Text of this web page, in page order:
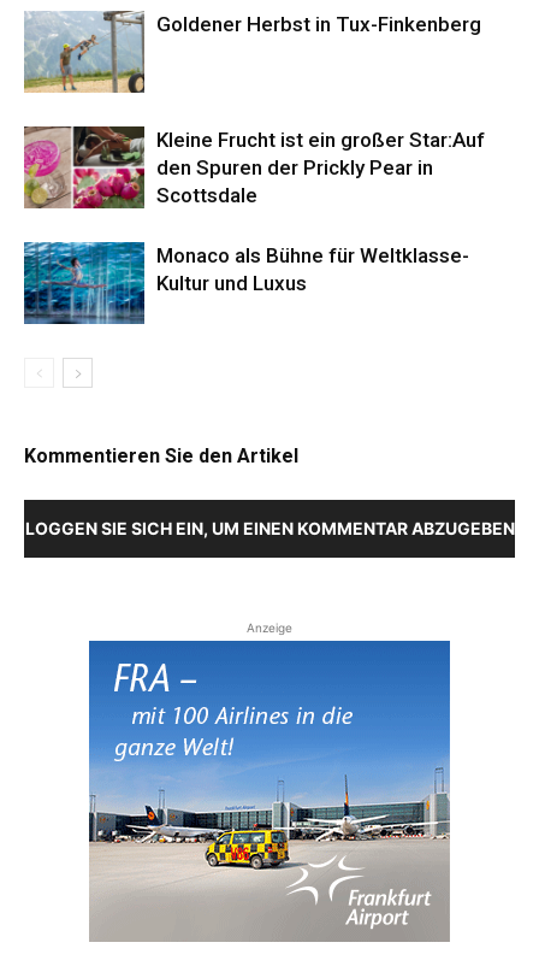
Goldener Herbst in Tux-Finkenberg
Kleine Frucht ist ein großer Star:Auf
den Spuren der Prickly Pear in
Scottsdale
Monaco als Bühne für Weltklasse-
Kultur und Luxus
Kommentieren Sie den Artikel
LOGGEN SIE SICH EIN, UM EINEN KOMMENTAR ABZUGEBEN
Anzeige